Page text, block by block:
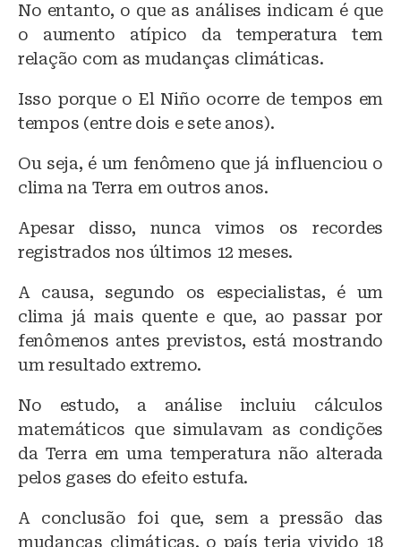
No entanto, o que as análises indicam é que
o aumento atípico da temperatura tem
relação com as mudanças climáticas.
Isso porque o El Niño ocorre de tempos em
tempos (entre dois e sete anos).
Ou seja, é um fenômeno que já influenciou o
clima na Terra em outros anos.
Apesar disso, nunca vimos os recordes
registrados nos últimos 12 meses.
A causa, segundo os especialistas, é um
clima já mais quente e que, ao passar por
fenômenos antes previstos, está mostrando
um resultado extremo.
No estudo, a análise incluiu cálculos
matemáticos que simulavam as condições
da Terra em uma temperatura não alterada
pelos gases do efeito estufa.
A conclusão foi que, sem a pressão das
mudanças climáticas, o país teria vivido 18